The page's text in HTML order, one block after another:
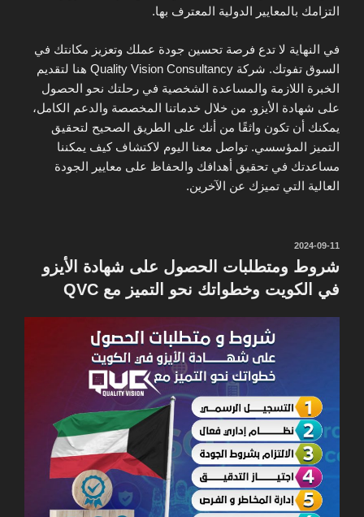
التزامك بالمعايير الدولية المعترف بها.
في النهاية لا تدع فرصة تحسين جودة عملك وتعزيز مكانتك في
السوق تفوتك. شركة Quality Vision Consultancy هنا لتقديم
الخبرة اللازمة والمساعدة الشخصية في رحلتك نحو الحصول
على شهادة الأيزو. من خلال خدماتنا المخصصة والدعم الكامل،
يمكنك أن تكون واثقًا من أنك على الطريق الصحيح لتحقيق
التميز المؤسسي. تواصل معنا اليوم لاكتشاف كيف يمكننا
مساعدتك في تحقيق أهدافك والحفاظ على معايير الجودة
العالية التي تميزك عن الآخرين.
نُشر
في
2024-09-11
شروط ومتطلبات الحصول على شهادة الأيزو
في الكويت وخطواتك نحو التميز مع QVC